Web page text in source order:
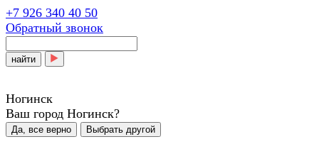
+7 926 340 40 50
Обратный звонок
найти
Ногинск
Ваш город Ногинск?
Да, все верно Выбрать другой